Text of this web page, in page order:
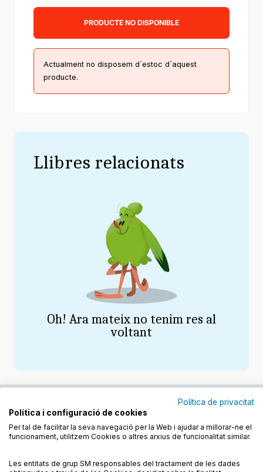
PRODUCTE NO DISPONIBLE
Actualment no disposem d´estoc d´aquest
producte.
Llibres relacionats
Política de privacitat
Política i configuració de cookies
Per tal de facilitar la seva navegació per la Web i ajudar a millorar-ne el
funcionament, utilitzem Cookies o altres arxius de funcionalitat similar.
Les entitats de grup SM responsables del tractament de les dades